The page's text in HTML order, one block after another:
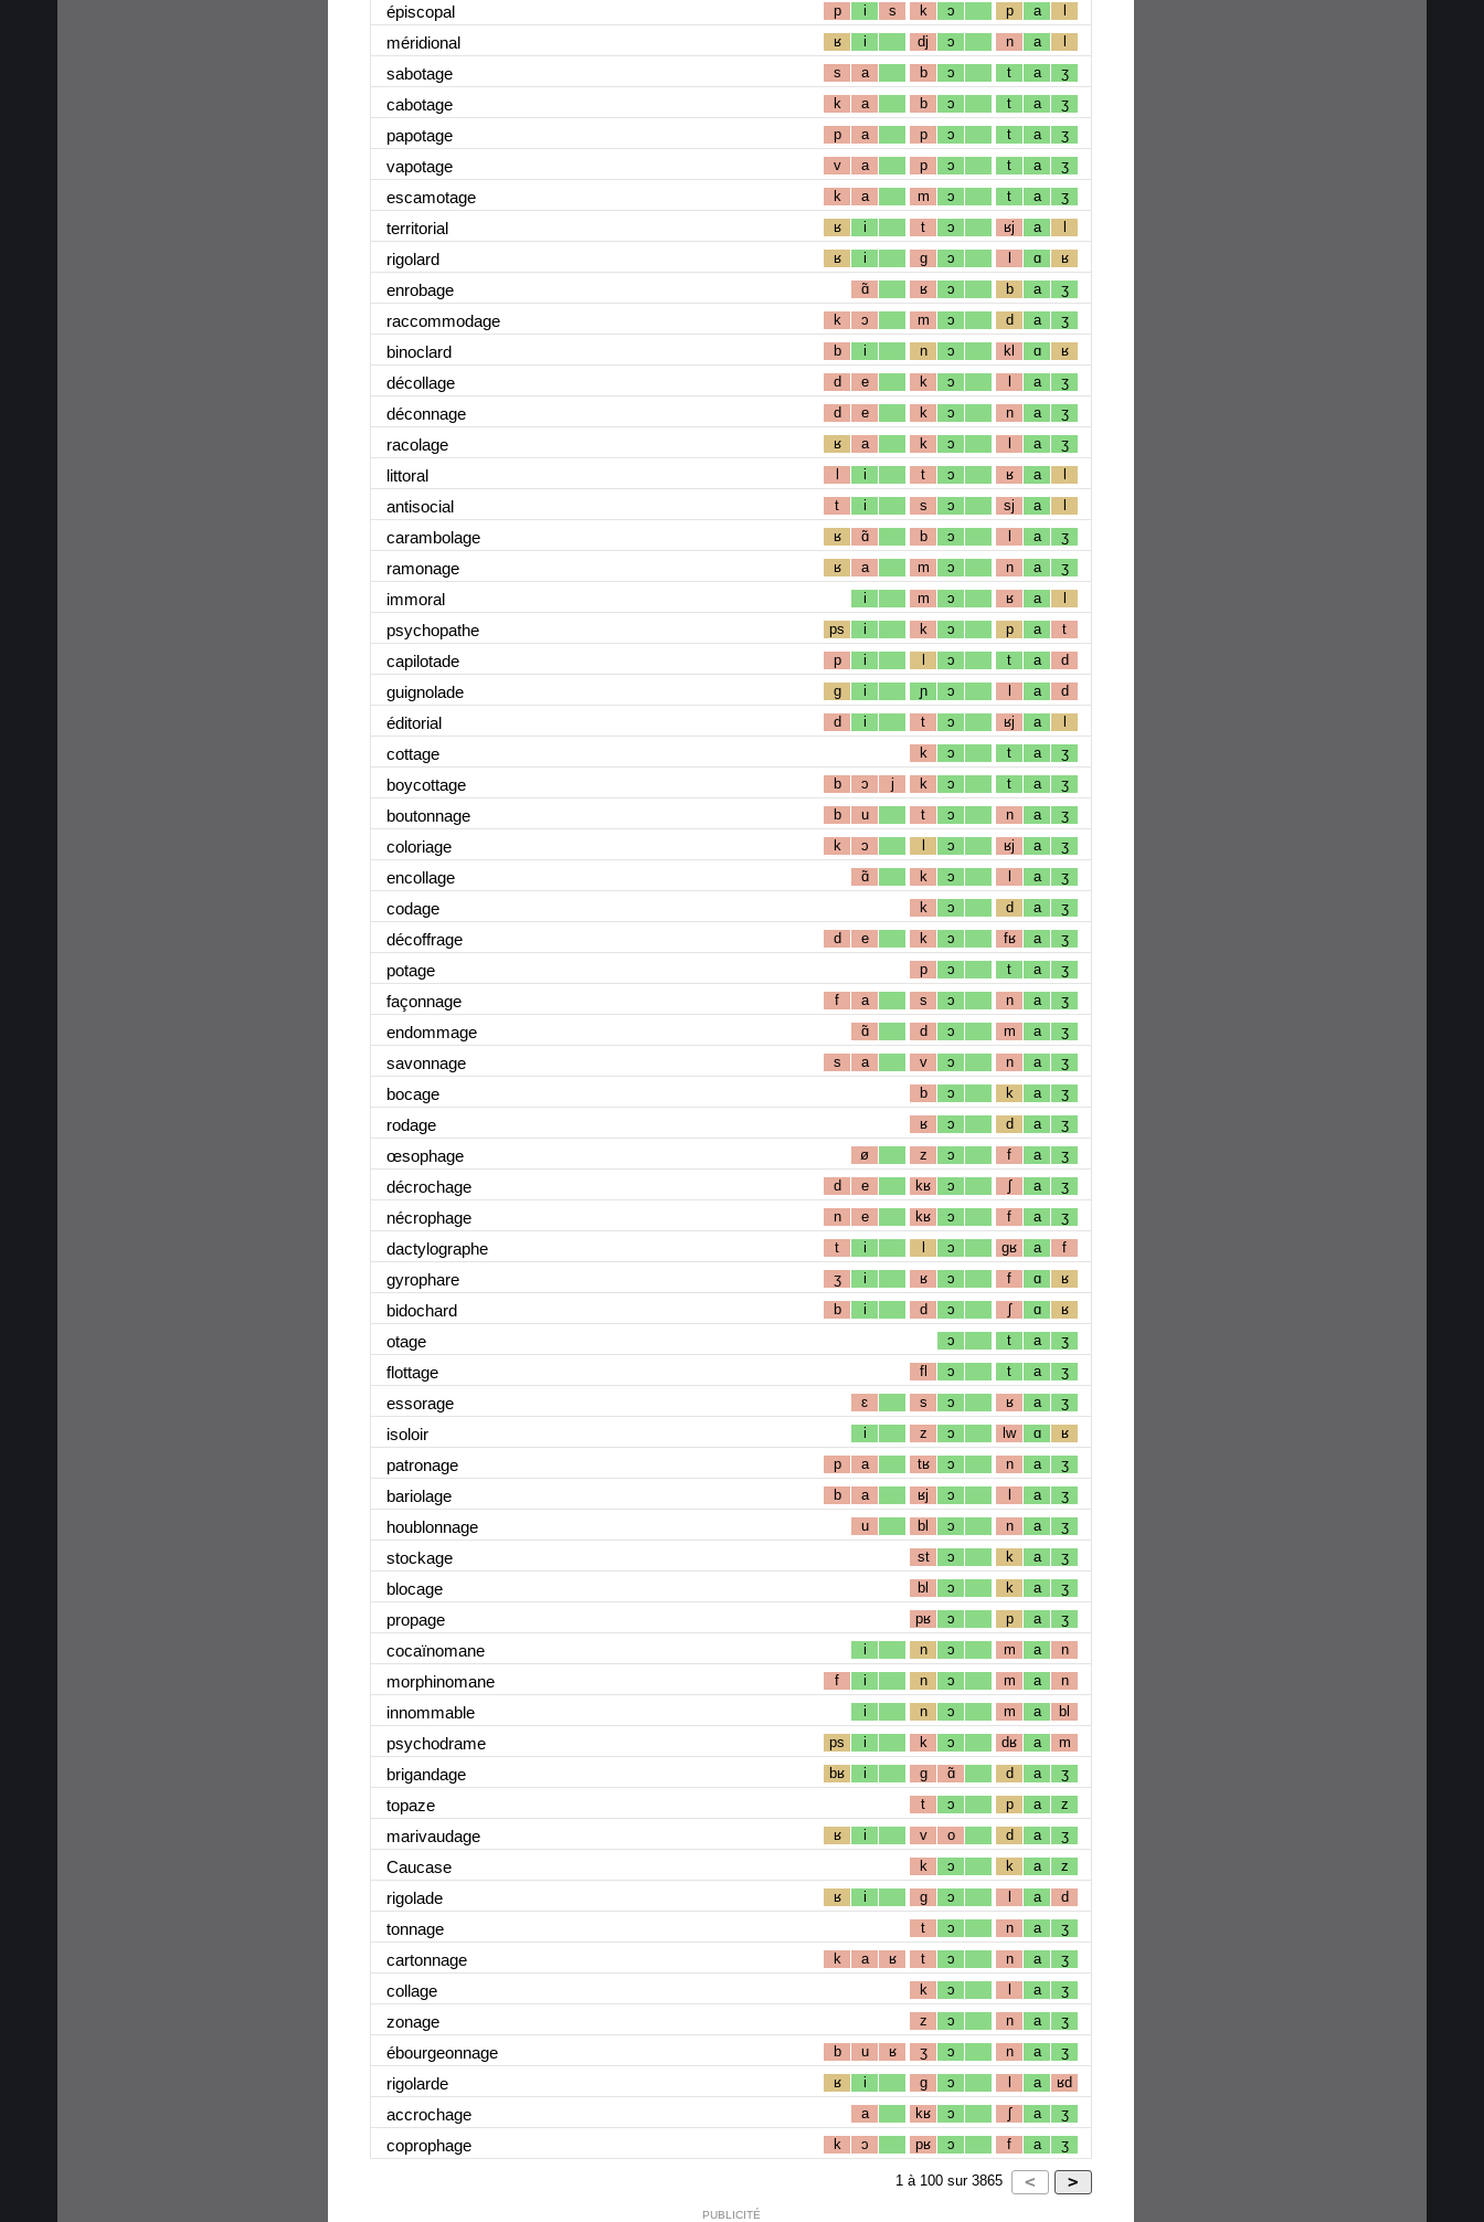
épiscopal p i s k ɔ p a l
méridional ʁ i dj ɔ n a l
sabotage s a b ɔ t a ʒ
cabotage k a b ɔ t a ʒ
papotage p a p ɔ t a ʒ
vapotage v a p ɔ t a ʒ
escamotage k a m ɔ t a ʒ
territorial ʁ i t ɔ ʁj a l
rigolard ʁ i g ɔ l ɑ ʁ
enrobage ɑ̃ ʁ ɔ b a ʒ
raccommodage k ɔ m ɔ d a ʒ
binoclard b i n ɔ kl ɑ ʁ
décollage d e k ɔ l a ʒ
déconnage d e k ɔ n a ʒ
racolage ʁ a k ɔ l a ʒ
littoral l i t ɔ ʁ a l
antisocial t i s ɔ sj a l
carambolage ʁ ɑ̃ b ɔ l a ʒ
ramonage ʁ a m ɔ n a ʒ
immoral i m ɔ ʁ a l
psychopathe ps i k ɔ p a t
capilotade p i l ɔ t a d
guignolade g i ɲ ɔ l a d
éditorial d i t ɔ ʁj a l
cottage k ɔ t a ʒ
boycottage b ɔ j k ɔ t a ʒ
boutonnage b u t ɔ n a ʒ
coloriage k ɔ l ɔ ʁj a ʒ
encollage ɑ̃ k ɔ l a ʒ
codage k ɔ d a ʒ
décoffrage d e k ɔ fʁ a ʒ
potage p ɔ t a ʒ
façonnage f a s ɔ n a ʒ
endommage ɑ̃ d ɔ m a ʒ
savonnage s a v ɔ n a ʒ
bocage b ɔ k a ʒ
rodage ʁ ɔ d a ʒ
œsophage ø z ɔ f a ʒ
décrochage d e kʁ ɔ ʃ a ʒ
nécrophage n e kʁ ɔ f a ʒ
dactylographe t i l ɔ gʁ a f
gyrophare ʒ i ʁ ɔ f ɑ ʁ
bidochard b i d ɔ ʃ ɑ ʁ
otage ɔ t a ʒ
flottage fl ɔ t a ʒ
essorage ɛ s ɔ ʁ a ʒ
isoloir i z ɔ lw ɑ ʁ
patronage p a tʁ ɔ n a ʒ
bariolage b a ʁj ɔ l a ʒ
houblonnage u bl ɔ n a ʒ
stockage st ɔ k a ʒ
blocage bl ɔ k a ʒ
propage pʁ ɔ p a ʒ
cocaïnomane i n ɔ m a n
morphinomane f i n ɔ m a n
innommable i n ɔ m a bl
psychodrame ps i k ɔ dʁ a m
brigandage bʁ i g ɑ̃ d a ʒ
topaze t ɔ p a z
marivaudage ʁ i v o d a ʒ
Caucase k ɔ k a z
rigolade ʁ i g ɔ l a d
tonnage t ɔ n a ʒ
cartonnage k a ʁ t ɔ n a ʒ
collage k ɔ l a ʒ
zonage z ɔ n a ʒ
ébourgeonnage b u ʁ ʒ ɔ n a ʒ
rigolarde ʁ i g ɔ l a ʁd
accrochage a kʁ ɔ ʃ a ʒ
coprophage k ɔ pʁ ɔ f a ʒ
1 à 100 sur 3865
PUBLICITÉ